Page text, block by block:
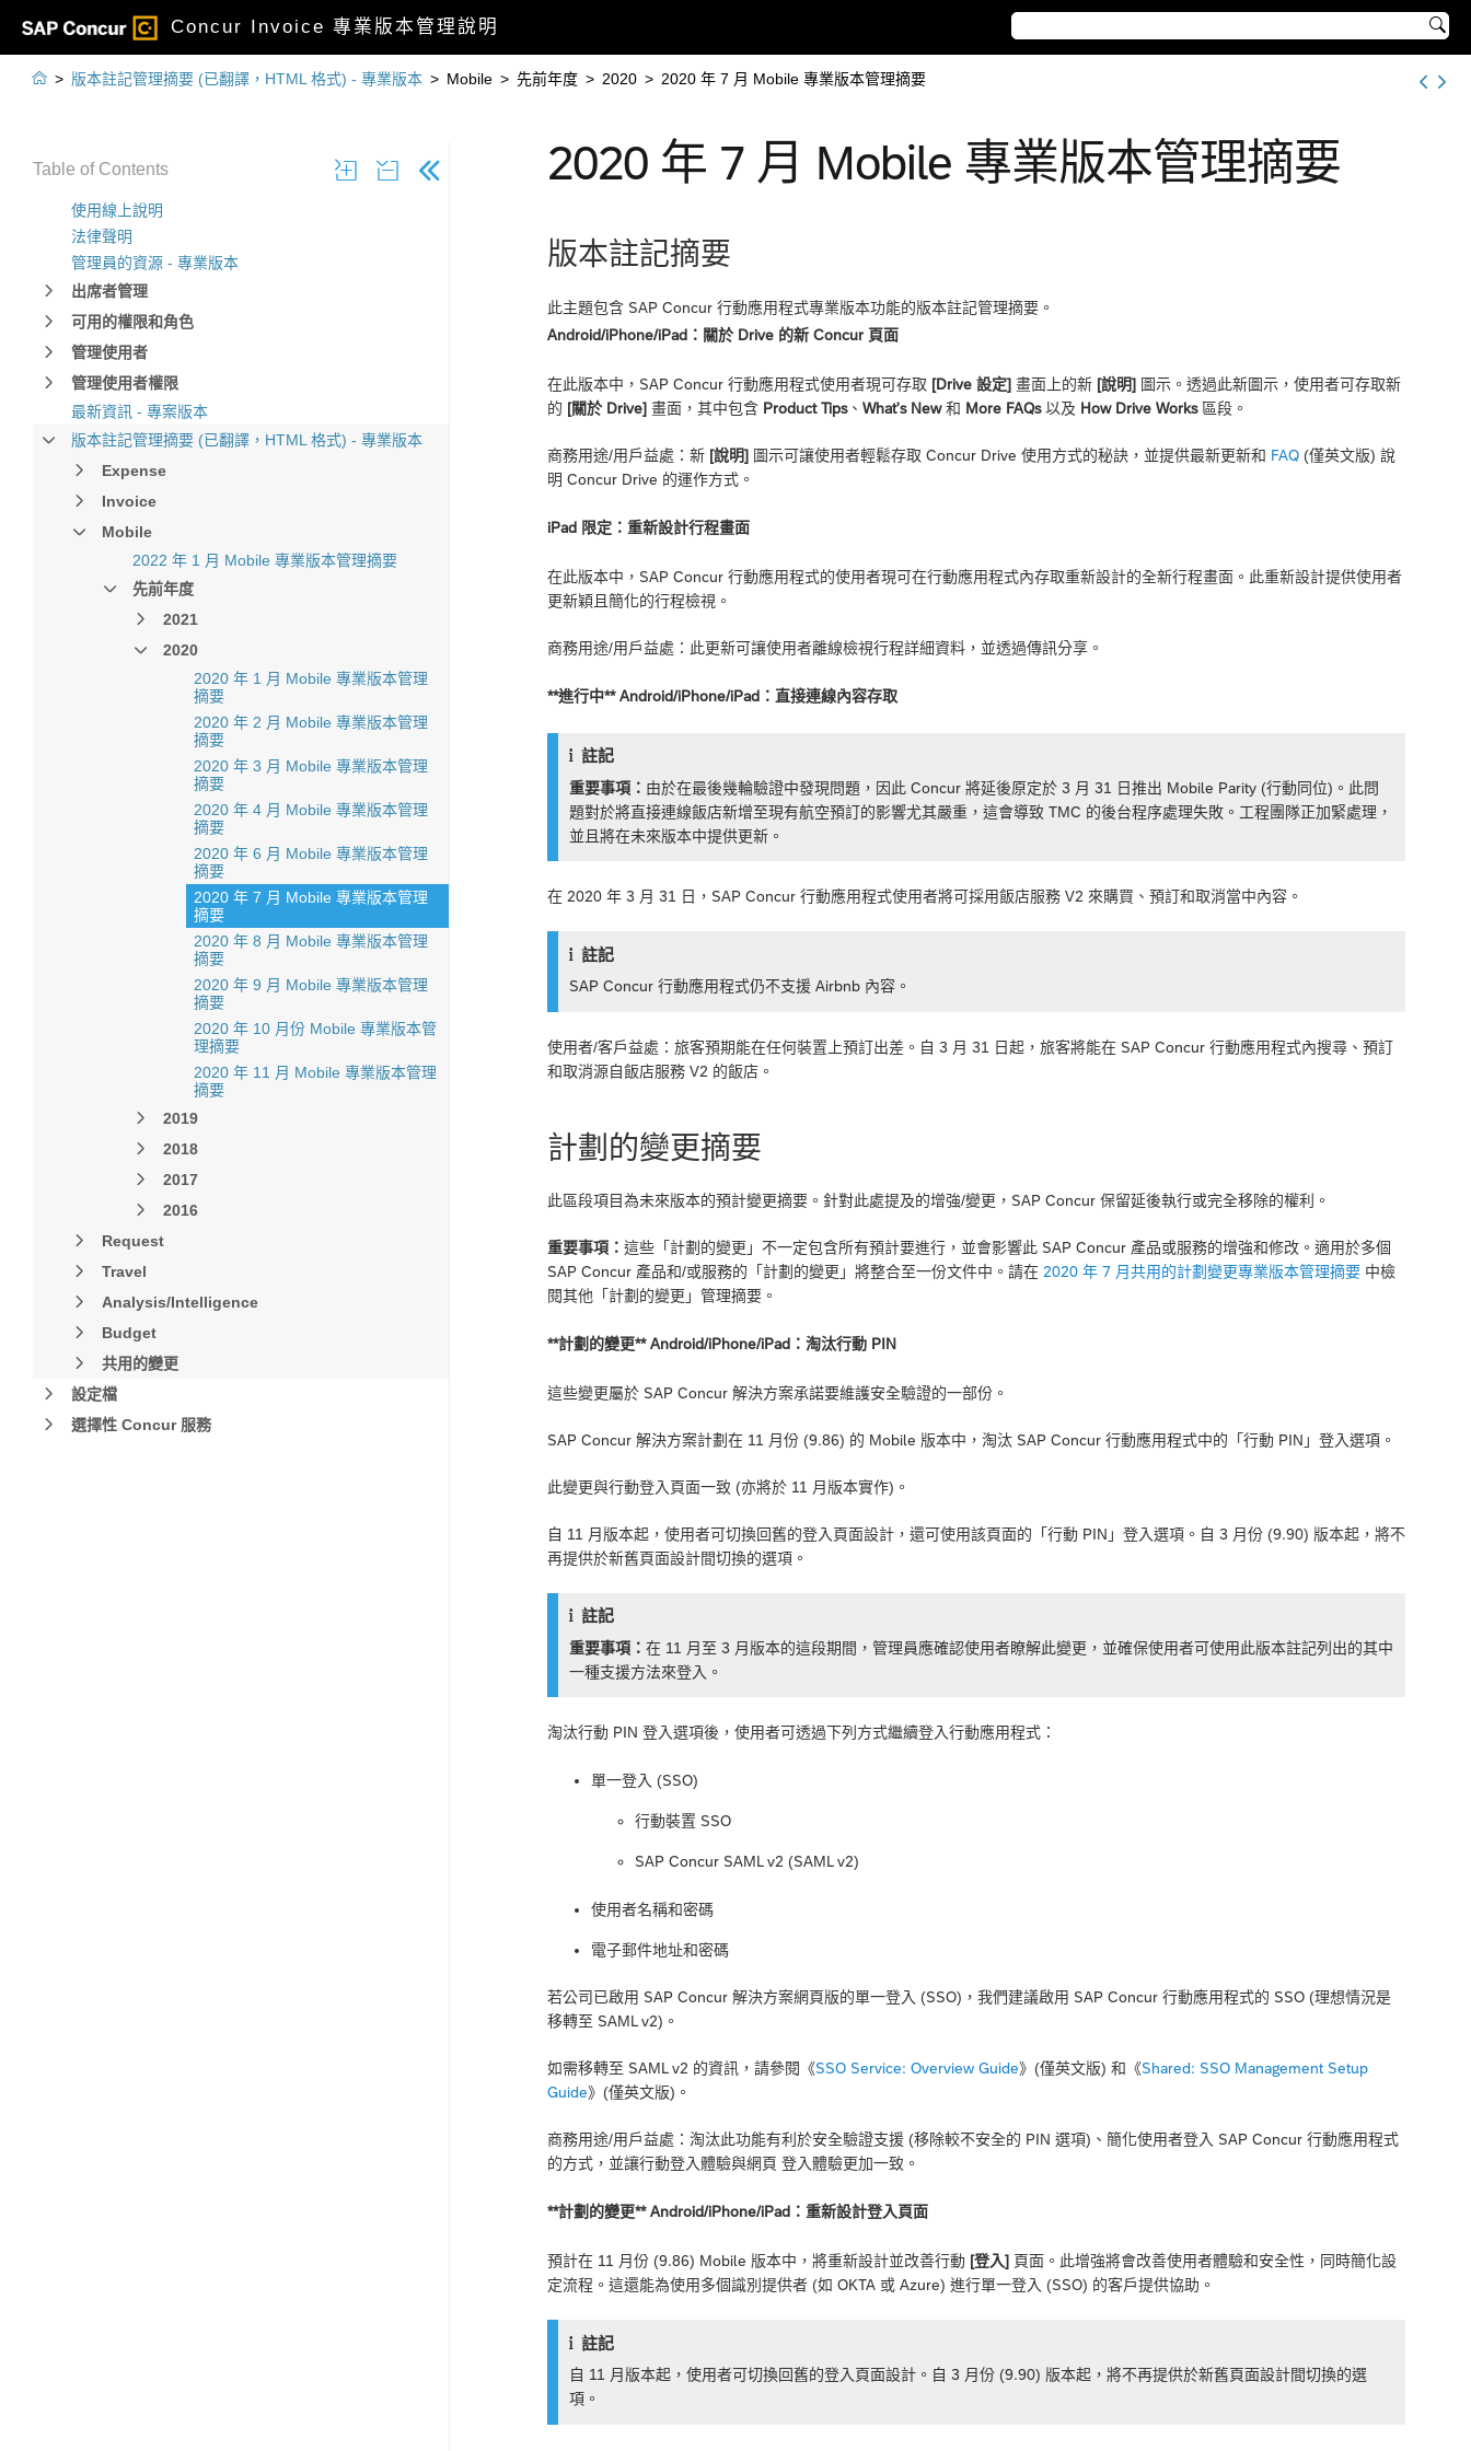
Concur Invoice 專業版本管理說明 
Table of Contents
使用線上說明
法律聲明
管理員的資源 - 專業版本
出席者管理
可用的權限和角色
管理使用者
管理使用者權限
最新資訊 - 專案版本
版本註記管理摘要 (已翻譯，HTML 格式) - 專業版本
Expense
Invoice
Mobile
2022 年 1 月 Mobile 專業版本管理摘要
先前年度
2021
2020
2020 年 1 月 Mobile 專業版本管理
摘要
2020 年 2 月 Mobile 專業版本管理
摘要
2020 年 3 月 Mobile 專業版本管理
摘要
2020 年 4 月 Mobile 專業版本管理
摘要
2020 年 6 月 Mobile 專業版本管理
摘要
2020 年 7 月 Mobile 專業版本管理
摘要
2020 年 8 月 Mobile 專業版本管理
摘要
2020 年 9 月 Mobile 專業版本管理
摘要
2020 年 10 月份 Mobile 專業版本管
理摘要
2020 年 11 月 Mobile 專業版本管理
摘要
2019
2018
2017
2016
Request
Travel
Analysis/Intelligence
Budget
共用的變更
設定檔
選擇性 Concur 服務
 > 版本註記管理摘要 (已翻譯，HTML 格式) - 專業版本 > Mobile > 先前年度 > 2020 > 2020 年 7 月 Mobile 專業版本管理摘要
2020 年 7 月 Mobile 專業版本管理摘要
版本註記摘要
此主題包含 SAP Concur 行動應用程式專業版本功能的版本註記管理摘要。
Android/iPhone/iPad：關於 Drive 的新 Concur 頁面
在此版本中，SAP Concur 行動應用程式使用者現可存取 [Drive 設定] 畫面上的新 [說明] 圖示。透過此新圖示，使用者可存取新
的 [關於 Drive] 畫面，其中包含 Product Tips、 What's New和 More FAQs以及 How Drive Works區段。
商務用途/用戶益處：新 [說明] 圖示可讓使用者輕鬆存取 Concur Drive 使用方式的秘訣，並提供最新更新和 FAQ (僅英文版) 說
明 Concur Drive 的運作方式。
iPad 限定：重新設計行程畫面
在此版本中，SAP Concur 行動應用程式的使用者現可在行動應用程式內存取重新設計的全新行程畫面。此重新設計提供使用者
更新穎且簡化的行程檢視。
商務用途/用戶益處：此更新可讓使用者離線檢視行程詳細資料，並透過傳訊分享。
**進行中** Android/iPhone/iPad：直接連線內容存取
註記
重要事項： 由於在最後幾輪驗證中發現問題，因此 Concur 將延後原定於 3 月 31 日推出 Mobile Parity (行動同位)。此問
題對於將直接連線飯店新增至現有航空預訂的影響尤其嚴重，這會導致 TMC 的後台程序處理失敗。工程團隊正加緊處理，
並且將在未來版本中提供更新。
在 2020 年 3 月 31 日，SAP Concur 行動應用程式使用者將可採用飯店服務 V2 來購買、預訂和取消當中內容。
註記
SAP Concur 行動應用程式仍不支援 Airbnb 內容。
使用者/客戶益處：旅客預期能在任何裝置上預訂出差。自 3 月 31 日起，旅客將能在 SAP Concur 行動應用程式內搜尋、預訂
和取消源自飯店服務 V2 的飯店。
計劃的變更摘要
此區段項目為未來版本的預計變更摘要。針對此處提及的增強/變更，SAP Concur 保留延後執行或完全移除的權利。
重要事項： 這些「計劃的變更」不一定包含所有預計要進行，並會影響此 SAP Concur 產品或服務的增強和修改。適用於多個
SAP Concur 產品和/或服務的「計劃的變更」將整合至一份文件中。請在 2020 年 7 月共用的計劃變更專業版本管理摘要 中檢
閱其他「計劃的變更」管理摘要。
**計劃的變更** Android/iPhone/iPad：淘汰行動 PIN
這些變更屬於 SAP Concur 解決方案承諾要維護安全驗證的一部份。
SAP Concur 解決方案計劃在 11 月份 (9.86) 的 Mobile 版本中，淘汰 SAP Concur 行動應用程式中的「行動 PIN」登入選項。
此變更與行動登入頁面一致 (亦將於 11 月版本實作)。
自 11 月版本起，使用者可切換回舊的登入頁面設計，還可使用該頁面的「行動 PIN」登入選項。自 3 月份 (9.90) 版本起，將不
再提供於新舊頁面設計間切換的選項。
註記
重要事項：在 11 月至 3 月版本的這段期間，管理員應確認使用者瞭解此變更，並確保使用者可使用此版本註記列出的其中
一種支援方法來登入。
淘汰行動 PIN 登入選項後，使用者可透過下列方式繼續登入行動應用程式：
單一登入 (SSO)
行動裝置 SSO
SAP Concur SAML v2 (SAML v2)
使用者名稱和密碼
電子郵件地址和密碼
若公司已啟用 SAP Concur 解決方案網頁版的單一登入 (SSO)，我們建議啟用 SAP Concur 行動應用程式的 SSO (理想情況是
移轉至 SAML v2)。
如需移轉至 SAML v2 的資訊，請參閱《SSO Service: Overview Guide》(僅英文版) 和《Shared: SSO Management Setup
Guide》(僅英文版)。
商務用途/用戶益處：淘汰此功能有利於安全驗證支援 (移除較不安全的 PIN 選項)、簡化使用者登入 SAP Concur 行動應用程式
的方式，並讓行動登入體驗與網頁 登入體驗更加一致。
**計劃的變更** Android/iPhone/iPad：重新設計登入頁面
預計在 11 月份 (9.86) Mobile 版本中，將重新設計並改善行動 [登入] 頁面。此增強將會改善使用者體驗和安全性，同時簡化設
定流程。這還能為使用多個識別提供者 (如 OKTA 或 Azure) 進行單一登入 (SSO) 的客戶提供協助。
註記
自 11 月版本起，使用者可切換回舊的登入頁面設計。自 3 月份 (9.90) 版本起，將不再提供於新舊頁面設計間切換的選
項。